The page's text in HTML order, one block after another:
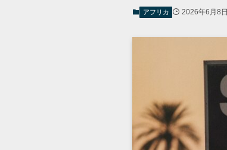
アフリカ 2026年6月8日